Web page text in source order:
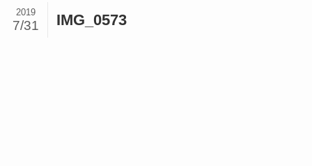
IMG_0573
2019
7/31